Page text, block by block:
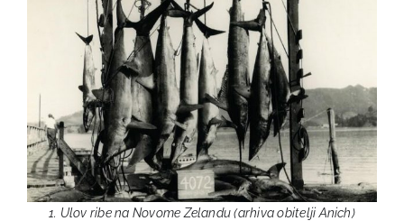
1. Ulov ribe na Novome Zelandu (arhiva obitelji Anich)